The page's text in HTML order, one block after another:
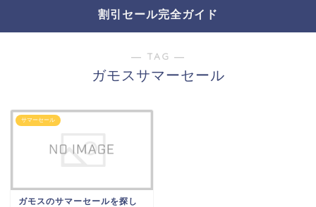
割引セール完全ガイド
― TAG ―
ガモスサマーセール
サマーセール
ガモスのサマーセールを探し